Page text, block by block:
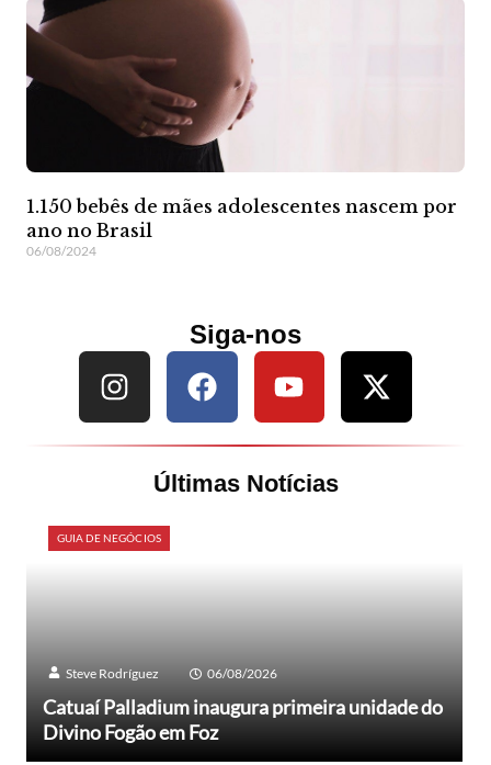
1.150 bebês de mães adolescentes nascem por
ano no Brasil
06/08/2024
Siga-nos
Últimas Notícias
GUIA DE NEGÓCIOS
Steve Rodríguez 06/08/2026
Catuaí Palladium inaugura primeira unidade do
Divino Fogão em Foz